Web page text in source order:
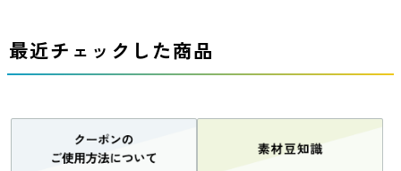
最近チェックした商品